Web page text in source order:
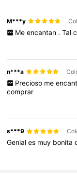
M***y
Me encantan . Tal
n***a
Precioso me
comprar
s***9
Geniales muy bonita